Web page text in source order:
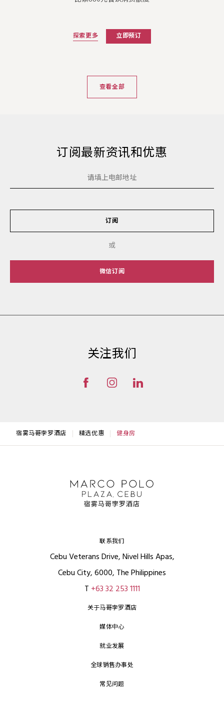
探索更多 立即预订
查看全部
订阅最新资讯和优惠
订阅
或
微信订阅
关注我们
宿雾马哥孛罗酒店 精选优惠 健身房
联系我们
Cebu Veterans Drive, Nivel Hills Apas,
Cebu City, 6000, The Philippines
T +63 32 253 1111
关于马哥孛罗酒店
媒体中心
就业发展
全球销售办事处
常见问题